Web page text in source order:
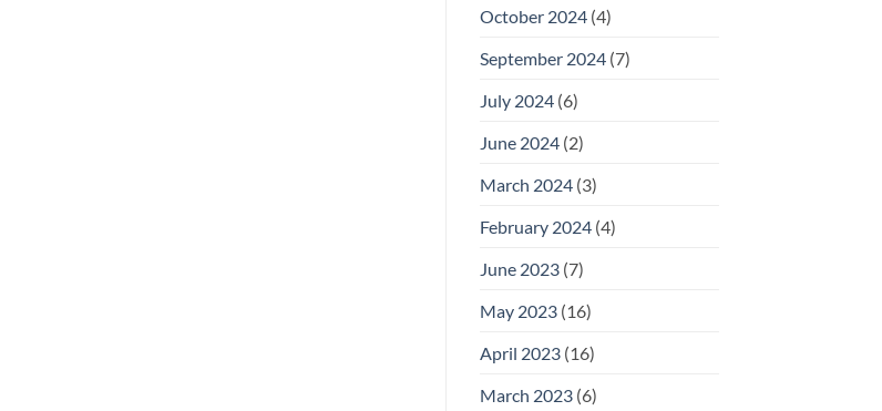
October 2024(4)
September 2024(7)
July 2024(6)
June 2024(2)
March 2024(3)
February 2024(4)
June 2023(7)
May 2023(16)
April 2023(16)
March 2023(6)